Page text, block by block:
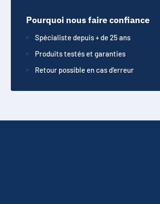
Pourquoi nous faire confiance
Spécialiste depuis + de 25 ans
Produits testés et garanties
Retour possible en cas d'erreur